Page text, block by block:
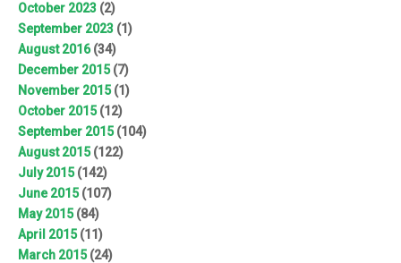
October 2023 (2)
September 2023 (1)
August 2016(34)
December 2015(7)
November 2015(1)
October 2015(12)
September 2015(104)
August 2015(122)
July 2015(142)
June 2015(107)
May 2015(84)
April 2015(11)
March 2015(24)